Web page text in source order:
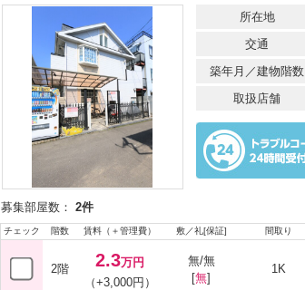
所在地
交通
築年月／建物階数
取扱店舗
募集部屋数： 2件
チェック 階数 賃料（＋管理費） 敷／礼[保証] 間取り
2階 2.3万円
（+3,000円）
無/無
[無]
1K